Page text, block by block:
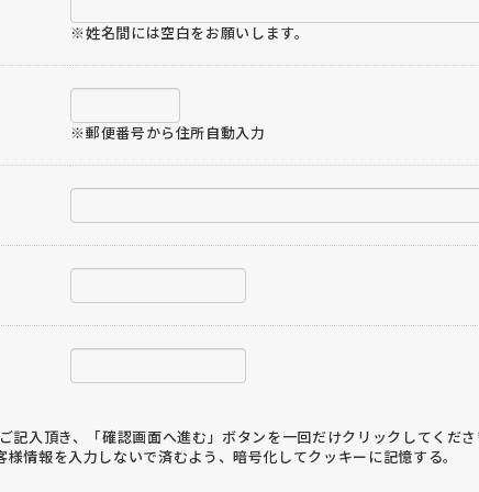
※姓名間には空白をお願いします。
※郵便番号から住所自動入力
記入頂き、「確認画面へ進む」ボタンを一回だけクリックしてくだ
様情報を入力しないで済むよう、暗号化してクッキーに記憶する。